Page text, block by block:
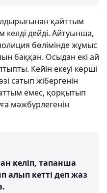
қайттым
келді дейді. Айтуынша,
бөлімінде жұмыс
баққан. Осыдан екі ай
Кейін екеуі көрші
сатып жібергенін
емес, қорқытып
мәжбүрлегенін
келіп, тапанша
алып кетті деп жаз